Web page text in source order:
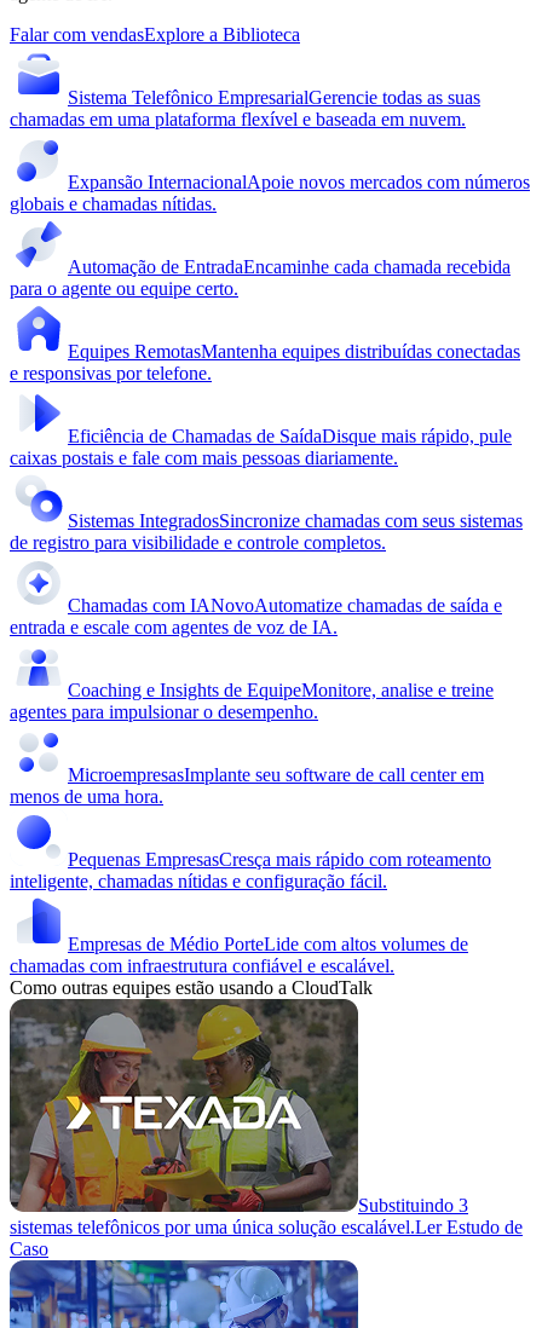
Falar com vendasExplore a Biblioteca
Sistema Telefônico EmpresarialGerencie todas as suas
chamadas em uma plataforma flexível e baseada em nuvem.
Expansão InternacionalApoie novos mercados com números
globais e chamadas nítidas.
Automação de EntradaEncaminhe cada chamada recebida
para o agente ou equipe certo.
Equipes RemotasMantenha equipes distribuídas conectadas
e responsivas por telefone.
Eficiência de Chamadas de SaídaDisque mais rápido, pule
caixas postais e fale com mais pessoas diariamente.
Sistemas IntegradosSincronize chamadas com seus sistemas
de registro para visibilidade e controle completos.
Chamadas com IANovoAutomatize chamadas de saída e
entrada e escale com agentes de voz de IA.
Coaching e Insights de EquipeMonitore, analise e treine
agentes para impulsionar o desempenho.
MicroempresasImplante seu software de call center em
menos de uma hora.
Pequenas EmpresasCresça mais rápido com roteamento
inteligente, chamadas nítidas e configuração fácil.
Empresas de Médio PorteLide com altos volumes de
chamadas com infraestrutura confiável e escalável.
Como outras equipes estão usando a CloudTalk
Substituindo 3
sistemas telefônicos por uma única solução escalável.Ler Estudo de
Caso